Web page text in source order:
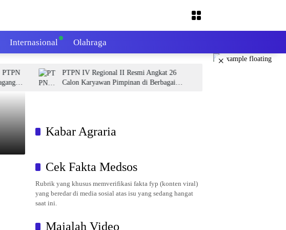
Internasional Olahraga
×
PTPN IV Regional II Resmi Angkat 26
Calon Karyawan Pimpinan di Berbagai
Kabar Agraria
Cek Fakta Medsos
Rubrik yang khusus memverifikasi fakta fyp (konten viral)
yang beredar di media sosial atas isu yang sedang hangat
saat ini.
Majalah Video